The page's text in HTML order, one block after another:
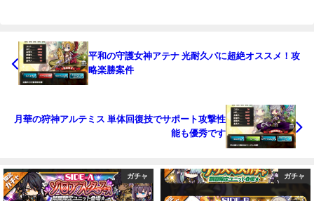
平和の守護女神アテナ 光耐久パに超絶オススメ！攻
略楽勝案件
月華の狩神アルテミス 単体回復技でサポート攻撃性
能も優秀です
ガチャ ガチャ